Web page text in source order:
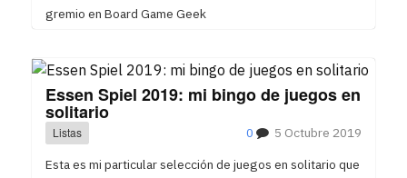
gremio en Board Game Geek
Essen Spiel 2019: mi bingo de juegos en
solitario
Listas 5 Octubre 2019
0
Esta es mi particular selección de juegos en solitario que